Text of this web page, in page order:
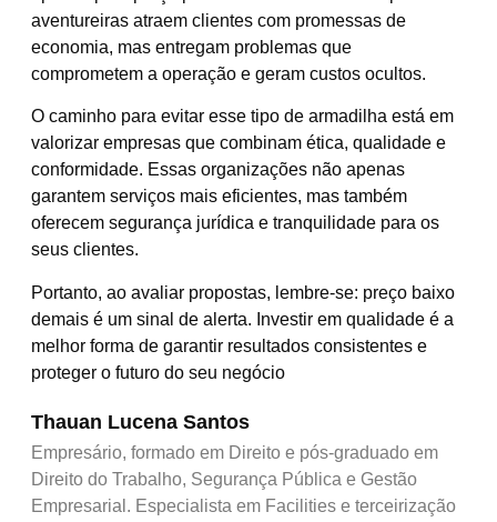
aventureiras atraem clientes com promessas de
economia, mas entregam problemas que
comprometem a operação e geram custos ocultos.
O caminho para evitar esse tipo de armadilha está em
valorizar empresas que combinam ética, qualidade e
conformidade. Essas organizações não apenas
garantem serviços mais eficientes, mas também
oferecem segurança jurídica e tranquilidade para os
seus clientes.
Portanto, ao avaliar propostas, lembre-se: preço baixo
demais é um sinal de alerta. Investir em qualidade é a
melhor forma de garantir resultados consistentes e
proteger o futuro do seu negócio
Thauan Lucena Santos
Empresário, formado em Direito e pós-graduado em
Direito do Trabalho, Segurança Pública e Gestão
Empresarial. Especialista em Facilities e terceirização